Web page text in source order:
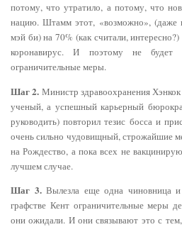
потому, что утратило, а потому, что
нацию. Штамм этот, «возможно», (даже
мэй би) на 70% (как считали,
коронавирус. И поэтому не будет
ограничительные меры.
Шаг 2. Министр здравоохранения
ученый, а успешный карьерный
руководить) повторил тезис босса и
очень сильно чудовищный, строжайшие
на Рождество, а пока всех не
лучшем случае.
Шаг 3.Вылезла еще одна чиновница и
графстве Кент ограничительные меры
они ожидали. И они связывают это с